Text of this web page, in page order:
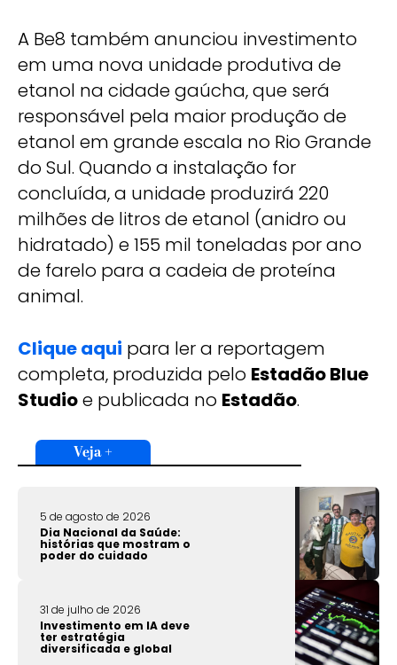
A Be8 também anunciou investimento
em uma nova unidade produtiva de
etanol na cidade gaúcha, que será
responsável pela maior produção de
etanol em grande escala no Rio Grande
do Sul. Quando a instalação for
concluída, a unidade produzirá 220
milhões de litros de etanol (anidro ou
hidratado) e 155 mil toneladas por ano
de farelo para a cadeia de proteína
animal.
Clique aqui para ler a reportagem
completa, produzida pelo Estadão Blue
Studioe publicada no Estadão.
Veja +
5 de agosto de 2026
Dia Nacional da Saúde:
histórias que mostram o
poder do cuidado
31 de julho de 2026
Investimento em IA deve
ter estratégia
diversificada e global